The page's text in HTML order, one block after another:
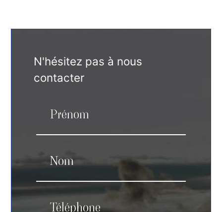
N'hésitez pas à nous
contacter